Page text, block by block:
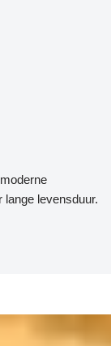
lange levensduur.